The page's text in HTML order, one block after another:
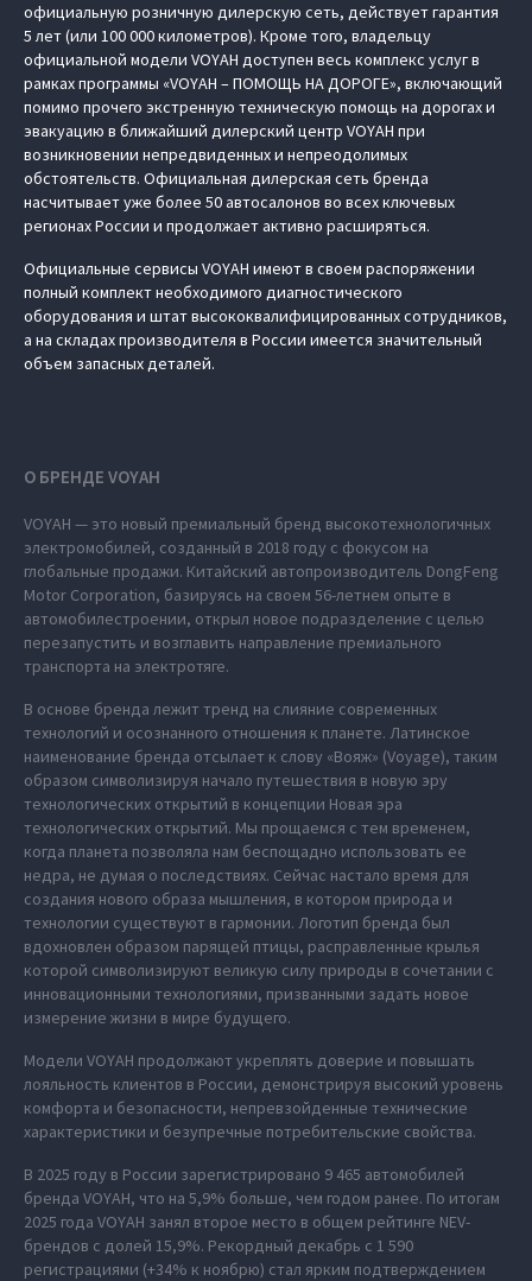
официальную розничную дилерскую сеть, действует гарантия
5 лет (или 100 000 километров). Кроме того, владельцу
официальной модели VOYAH доступен весь комплекс услуг в
рамках программы «VOYAH – ПОМОЩЬ НА ДОРОГЕ», включающий
помимо прочего экстренную техническую помощь на дорогах и
эвакуацию в ближайший дилерский центр VOYAH при
возникновении непредвиденных и непреодолимых
обстоятельств. Официальная дилерская сеть бренда
насчитывает уже более 50 автосалонов во всех ключевых
регионах России и продолжает активно расширяться.
Официальные сервисы VOYAH имеют в своем распоряжении
полный комплект необходимого диагностического
оборудования и штат высококвалифицированных сотрудников,
а на складах производителя в России имеется значительный
объем запасных деталей.
О БРЕНДЕ VOYAH
VOYAH — это новый премиальный бренд высокотехнологичных
электромобилей, созданный в 2018 году с фокусом на
глобальные продажи. Китайский автопроизводитель DongFeng
Motor Corporation, базируясь на своем 56-летнем опыте в
автомобилестроении, открыл новое подразделение с целью
перезапустить и возглавить направление премиального
транспорта на электротяге.
В основе бренда лежит тренд на слияние современных
технологий и осознанного отношения к планете. Латинское
наименование бренда отсылает к слову «Вояж» (Voyage), таким
образом символизируя начало путешествия в новую эру
технологических открытий в концепции Новая эра
технологических открытий. Мы прощаемся с тем временем,
когда планета позволяла нам беспощадно использовать ее
недра, не думая о последствиях. Сейчас настало время для
создания нового образа мышления, в котором природа и
технологии существуют в гармонии. Логотип бренда был
вдохновлен образом парящей птицы, расправленные крылья
которой символизируют великую силу природы в сочетании с
инновационными технологиями, призванными задать новое
измерение жизни в мире будущего.
Модели VOYAH продолжают укреплять доверие и повышать
лояльность клиентов в России, демонстрируя высокий уровень
комфорта и безопасности, непревзойденные технические
характеристики и безупречные потребительские свойства.
В 2025 году в России зарегистрировано 9 465 автомобилей
бренда VOYAH, что на 5,9% больше, чем годом ранее. По итогам
2025 года VOYAH занял второе место в общем рейтинге NEV-
брендов с долей 15,9%. Рекордный декабрь с 1 590
регистрациями (+34% к ноябрю) стал ярким подтверждением